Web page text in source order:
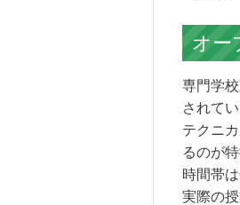
オー
専門学
されてい
テクニ
るのが
時間帯
実際の